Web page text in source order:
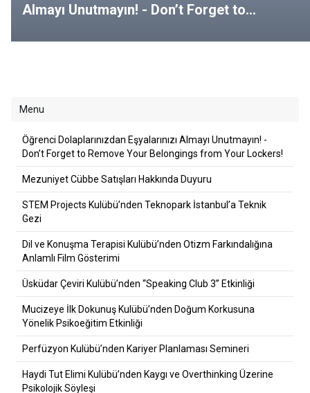
Almayı Unutmayın! - Don’t Forget to
Menu
Öğrenci Dolaplarınızdan Eşyalarınızı Almayı Unutmayın! -
Don’t Forget to Remove Your Belongings from Your Lockers!
Mezuniyet Cübbe Satışları Hakkında Duyuru
STEM Projects Kulübü’nden Teknopark İstanbul’a Teknik
Gezi
Dil ve Konuşma Terapisi Kulübü’nden Otizm Farkındalığına
Anlamlı Film Gösterimi
Üsküdar Çeviri Kulübü’nden “Speaking Club 3” Etkinliği
Mucizeye İlk Dokunuş Kulübü’nden Doğum Korkusuna
Yönelik Psikoeğitim Etkinliği
Perfüzyon Kulübü’nden Kariyer Planlaması Semineri
Haydi Tut Elimi Kulübü’nden Kaygı ve Overthinking Üzerine
Psikolojik Söyleşi